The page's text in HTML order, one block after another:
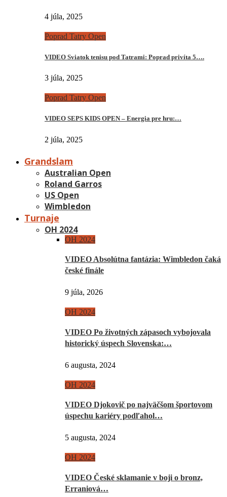
4 júla, 2025
Poprad Tatry Open
VIDEO Sviatok tenisu pod Tatrami: Poprad privíta 5….
3 júla, 2025
Poprad Tatry Open
VIDEO SEPS KIDS OPEN – Energia pre hru:…
2 júla, 2025
Grandslam
Australian Open
Roland Garros
US Open
Wimbledon
Turnaje
OH 2024
OH 2024
VIDEO Absolútna fantázia: Wimbledon čaká
české finále
9 júla, 2026
OH 2024
VIDEO Po životných zápasoch vybojovala
historický úspech Slovenska:…
6 augusta, 2024
OH 2024
VIDEO Djokovič po najväčšom športovom
úspechu kariéry podľahol…
5 augusta, 2024
OH 2024
VIDEO České sklamanie v boji o bronz,
Erraniová…